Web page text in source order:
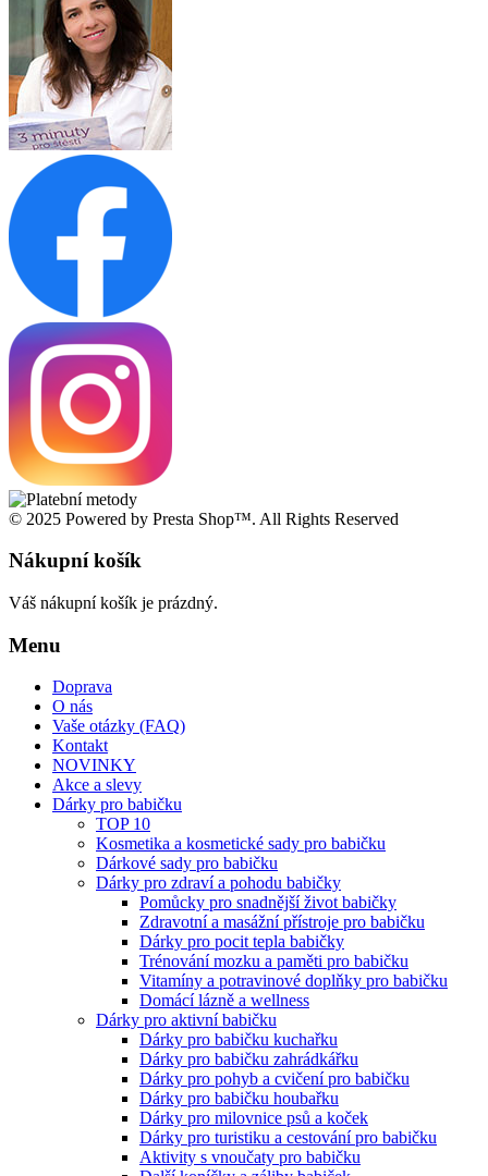
© 2025 Powered by Presta Shop™. All Rights Reserved
Nákupní košík
Váš nákupní košík je prázdný.
Menu
Doprava
O nás
Vaše otázky (FAQ)
Kontakt
NOVINKY
Akce a slevy
Dárky pro babičku
TOP 10
Kosmetika a kosmetické sady pro babičku
Dárkové sady pro babičku
Dárky pro zdraví a pohodu babičky
Pomůcky pro snadnější život babičky
Zdravotní a masážní přístroje pro babičku
Dárky pro pocit tepla babičky
Trénování mozku a paměti pro babičku
Vitamíny a potravinové doplňky pro babičku
Domácí lázně a wellness
Dárky pro aktivní babičku
Dárky pro babičku kuchařku
Dárky pro babičku zahrádkářku
Dárky pro pohyb a cvičení pro babičku
Dárky pro babičku houbařku
Dárky pro milovnice psů a koček
Dárky pro turistiku a cestování pro babičku
Aktivity s vnoučaty pro babičku